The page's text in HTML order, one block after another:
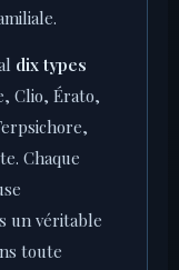
dix types
Clio, Érato,
Chaque
un véritable
toute